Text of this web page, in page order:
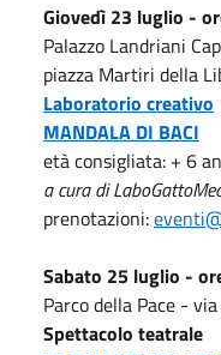
Giovedì 23 luglio -
Palazzo Landriani
piazza Martiri della
Laboratorio creativo
MANDALA DI BACI
età consigliata: + 6
a cura di
prenotazioni:
Sabato 25 luglio -
Parco della Pace -
Spettacolo teatrale